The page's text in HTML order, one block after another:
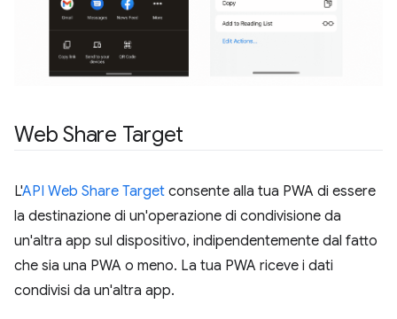
Web Share Target
L'API Web Share Target consente alla tua PWA di essere
la destinazione di un'operazione di condivisione da
un'altra app sul dispositivo, indipendentemente dal fatto
che sia una PWA o meno. La tua PWA riceve i dati
condivisi da un'altra app.